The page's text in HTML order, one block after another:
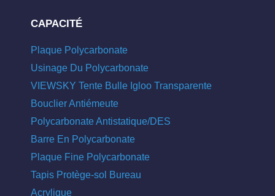
CAPACITÉ
Plaque Polycarbonate
Usinage Du Polycarbonate
VIEWSKY Tente Bulle Igloo Transparente
Bouclier Antiémeute
Polycarbonate Antistatique/DES
Barre En Polycarbonate
Plaque Fine Polycarbonate
Tapis Protège-sol Bureau
Acrylique